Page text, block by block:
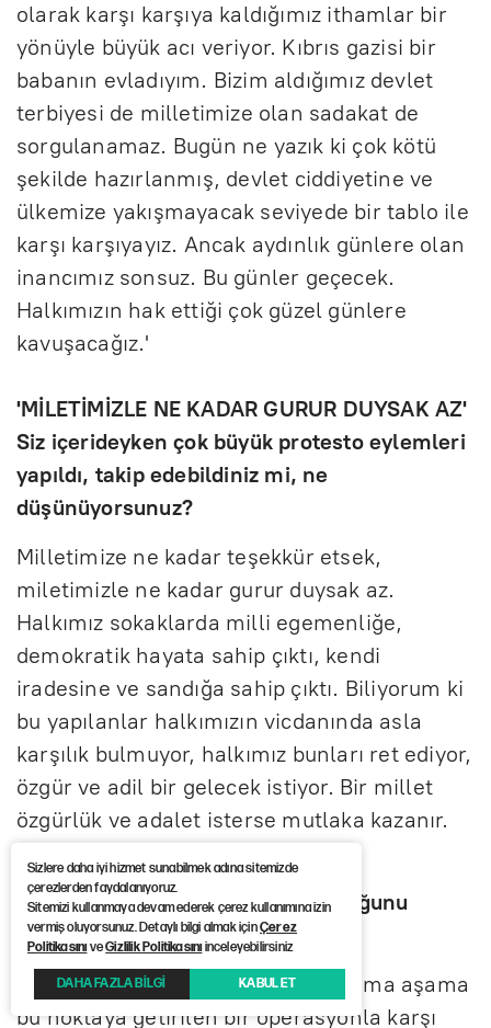
olarak karşı karşıya kaldığımız ithamlar bir
yönüyle büyük acı veriyor. Kıbrıs gazisi bir
babanın evladıyım. Bizim aldığımız devlet
terbiyesi de milletimize olan sadakat de
sorgulanamaz. Bugün ne yazık ki çok kötü
şekilde hazırlanmış, devlet ciddiyetine ve
ülkemize yakışmayacak seviyede bir tablo ile
karşı karşıyayız. Ancak aydınlık günlere olan
inancımız sonsuz. Bu günler geçecek.
Halkımızın hak ettiği çok güzel günlere
kavuşacağız.'
'MİLETİMİZLE NE KADAR GURUR DUYSAK AZ'
Siz içerideyken çok büyük protesto eylemleri
yapıldı, takip edebildiniz mi, ne
düşünüyorsunuz?
Milletimize ne kadar teşekkür etsek,
miletimizle ne kadar gurur duysak az.
Halkımız sokaklarda milli egemenliğe,
demokratik hayata sahip çıktı, kendi
iradesine ve sandığa sahip çıktı. Biliyorum ki
bu yapılanlar halkımızın vicdanında asla
karşılık bulmuyor, halkımız bunları ret ediyor,
özgür ve adil bir gelecek istiyor. Bir millet
özgürlük ve adalet isterse mutlaka kazanır.
Operasyonun nasıl bir hedefi olduğunu
düşünüyorsunuz?
Çok uzun süredir devam eden, aşama aşama
bu noktaya getirilen bir operasyonla karşı
Sizlere daha iyi hizmet sunabilmek adına sitemizde
çerezlerden faydalanıyoruz.
Sitemizi kullanmaya devam ederek çerez kullanımına izin
vermiş oluyorsunuz. Detaylı bilgi almak içinÇerez
PolitikasınıveGizlilik Politikasınıinceleyebilirsiniz
DAHA FAZLA BİLGİ KABUL ET